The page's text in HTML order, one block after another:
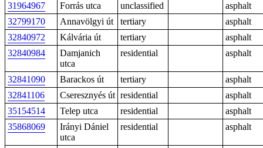
31964967
Forrás utca unclassified
asphalt
32799170
Annavölgyi út tertiary
asphalt
32840972
Kálvária út tertiary
asphalt
32840984
Damjanich
utca
residential asphalt
32841090 Barackos út tertiary
asphalt
32841106
Cseresznyés út residential
asphalt
35154514
Telep utca residential
asphalt
35868069
Irányi Dániel
utca
residential asphalt